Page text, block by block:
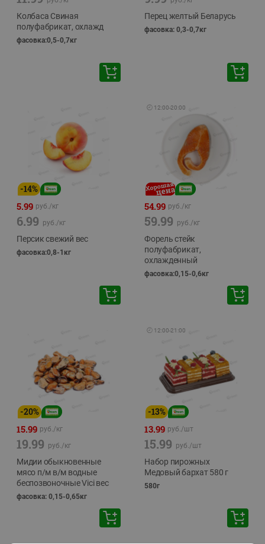
Колбаса Свиная
полуфабрикат, охлажд
фасовка:0,5-0,7кг
Перец желтый Беларусь
фасовка: 0,3-0,7кг
-14%
5.99 руб./кг
6.99 руб./кг
Персик свежий вес
фасовка:0,8-1кг
🕘 12:00-20:00
54.99 руб./кг
59.99 руб./кг
Форель стейк
полуфабрикат,
охлажденный
фасовка:0,15-0,6кг
-20%
15.99 руб./кг
19.99 руб./кг
Мидии обыкновенные
мясо п/м в/м водные
беспозвоночные Vici вес
фасовка: 0,15-0,65кг
🕘 12:00-21:00
-13%
13.99 руб./шт
15.99 руб./шт
Набор пирожных
Медовый бархат 580 г
580г